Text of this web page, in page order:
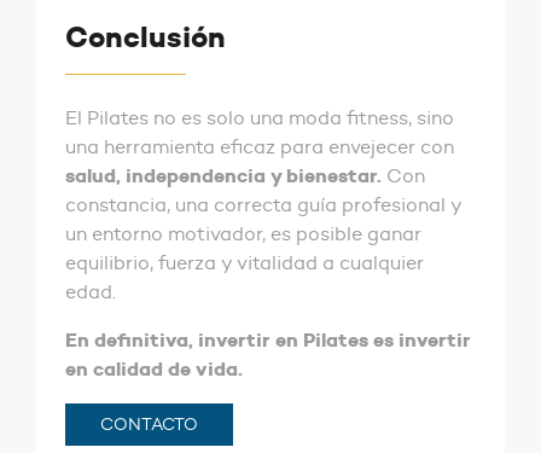
‌Conclusión
El Pilates no es solo una moda fitness, sino
una herramienta eficaz para envejecer con
salud, independencia y bienestar. Con
constancia, una correcta guía profesional y
un entorno motivador, es posible ganar
equilibrio, fuerza y vitalidad a cualquier
edad.
En definitiva, invertir en Pilates es invertir
en calidad de vida.
CONTACTO